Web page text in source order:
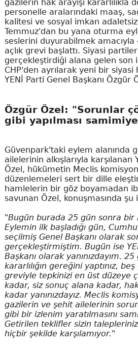
gazilerin hak arayışı kararlılıkla
personelle aralarındaki maaş,
kalitesi ve sosyal imkan
Temmuz'dan bu yana oturma
seslerini duyurabilmek amacıyla
açlık grevi başlattı. Siyasi
gerçekleştirdiği alana gelen son
CHP'den ayrılarak yeni bir
YENİ Parti Genel Başkanı Özgür
Özgür Özel: "Sorunlar
gibi yapılması
Güvenpark'taki eylem alanında
ailelerinin alkışlarıyla karşılanan
Özel, hükümetin Meclis
düzenlemeleri sert bir dille
hamlelerin bir göz boyamadan
savunan Özel, konuşmasında şu
"Bugün burada 25 gün sonra bir
Eylemin ilk başladığı gün,
seçilmiş Genel Başkanı olarak
gerçekleştirmiştim. Bugün ise
Başkanı olarak yanınızdayım.
kararlılığın gereğini yaptınız,
greviyle tepkinizi en üst düzeye
kadar, siz sonuç alana kadar,
kadar yanınızdayız. Meclis
gazilerin ve şehit ailelerinin
gibi bir izlenim yaratılmasını
Getirilen teklifler sizin
hiçbir şekilde karşılamıyor."